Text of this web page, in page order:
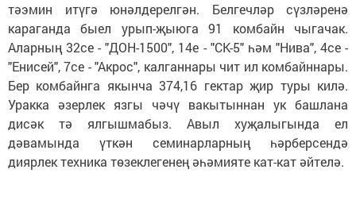
тәэмин итүгә юнәлдерелгән. Белгечләр сүзләренә
караганда быел урып-җыюга 91 комбайн чыгачак.
Аларның 32се - "ДОН-1500", 14е - "СК-5" һәм "Нива", 4се -
"Енисей", 7се - "Акрос", калганнары чит ил комбайннары.
Бер комбайнга якынча 374,16 гектар җир туры килә.
Уракка әзерлек язгы чәчү вакытыннан ук башлана
дисәк тә ялгышмабыз. Авыл хуҗалыгында ел
дәвамында үткән семинарларның һәрберсендә
диярлек техника төзеклегенең әһәмияте кат-кат әйтелә.